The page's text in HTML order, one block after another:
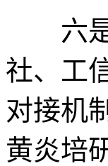
六是
社、工
对接机
黄炎培